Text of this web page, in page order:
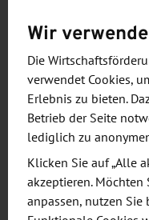
vergangenen
freuen uns, dass
auch zum Ausbau
schweizerischen
Belimo wird das
Gebäude an der
im Herbst 2019
Wir
Die
verwendet Cookies,
Erlebnis zu bieten.
Betrieb der Seite
lediglich zu
Klicken Sie auf „Alle
akzeptieren. Möchten
anpassen, nutzen Sie